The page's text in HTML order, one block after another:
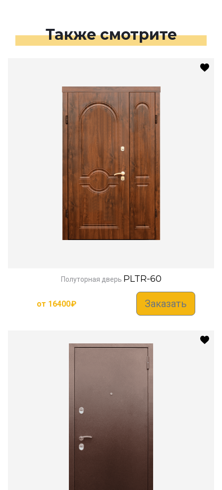
Также смотрите
Полуторная дверь PLTR-60
от 16400₽ Заказать